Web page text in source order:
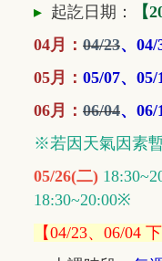
▸ 起訖日期：
【
04月： 04/23、04/
05月： 05/07、
06月： 06/04、06/
※若因天氣因素
05/26(二)
18:30~20:00※
【04/23、06/04